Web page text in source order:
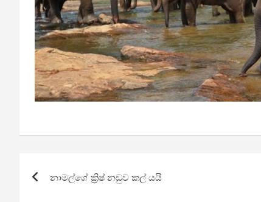
navigation
නාමල්ගේ ක්‍රිෂ් නඩුව කල් යයි